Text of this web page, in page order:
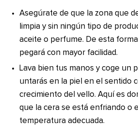
Asegúrate de que la zona que
limpia y sin ningún tipo de
aceite o perfume. De esta
pegará con mayor facilidad.
Lava bien tus manos y coge un
untarás en la piel en el sentido
crecimiento del vello. Aquí es
que la cera se está enfriando o
temperatura adecuada.